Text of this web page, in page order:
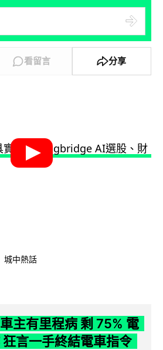
看留言 分享
城中熱話
主有里程病 剩 75% 電
言一手終結電車指令